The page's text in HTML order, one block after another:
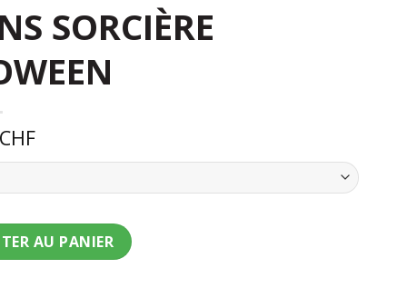
SORCIÈRE
sorcière d'Halloween
AU PANIER